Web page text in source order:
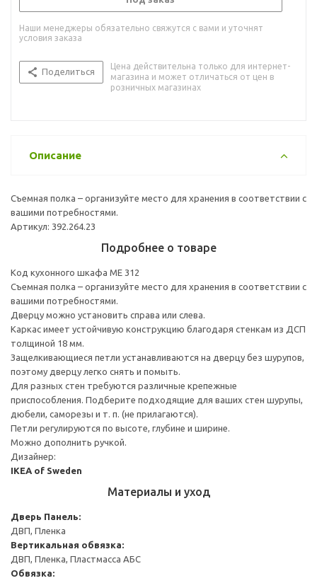
Наши менеджеры обязательно свяжутся с вами и уточнят
условия заказа
Поделиться
Цена действительна только для интернет-
магазина и может отличаться от цен в
розничных магазинах
Описание
Съемная полка – организуйте место для хранения в соответствии с
вашими потребностями.
Артикул: 392.264.23
Подробнее о товаре
Код кухонного шкафа ME 312
Съемная полка – организуйте место для хранения в соответствии с
вашими потребностями.
Дверцу можно установить справа или слева.
Каркас имеет устойчивую конструкцию благодаря стенкам из ДСП
толщиной 18 мм.
Защелкивающиеся петли устанавливаются на дверцу без шурупов,
поэтому дверцу легко снять и помыть.
Для разных стен требуются различные крепежные
приспособления. Подберите подходящие для ваших стен шурупы,
дюбели, саморезы и т. п. (не прилагаются).
Петли регулируются по высоте, глубине и ширине.
Можно дополнить ручкой.
Дизайнер:
IKEA of Sweden
Материалы и уход
Дверь Панель:
ДВП, Пленка
Вертикальная обвязка:
ДВП, Пленка, Пластмасса АБС
Обвязка: